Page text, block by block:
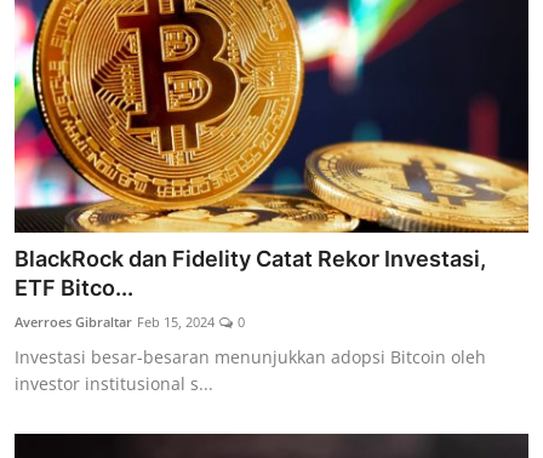
BlackRock dan Fidelity Catat Rekor Investasi,
ETF Bitco...
Averroes Gibraltar Feb 15, 2024 0
Investasi besar-besaran menunjukkan adopsi Bitcoin oleh
investor institusional s...